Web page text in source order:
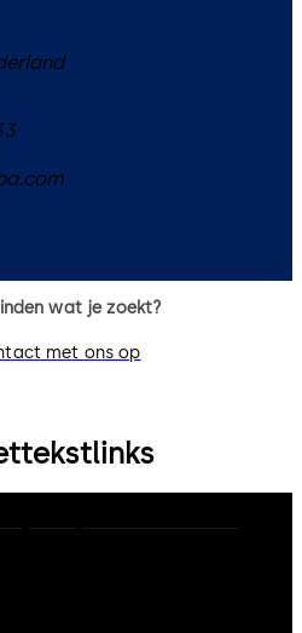
wat je zoekt?
met ons op